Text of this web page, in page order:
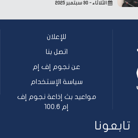
الثلاثاء - ٣٠ سبتمبر ٢٠٢٥
للإعلان
اتصل بنا
عن نجوم إف إم
سياسة الإستخدام
مواعيد بث إذاعة نجوم إف
إم 100.6
تابعونا